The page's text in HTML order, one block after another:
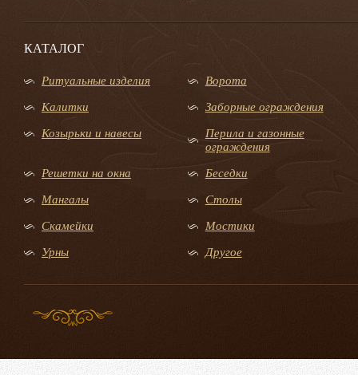
КАТАЛОГ
Ритуальные изделия Ворота
Калитки Заборные ограждения
Козырьки и навесы
Перила и газонные
ограждения
Решетки на окна Беседки
Мангалы Столы
Скамейки Мостики
Урны Другое